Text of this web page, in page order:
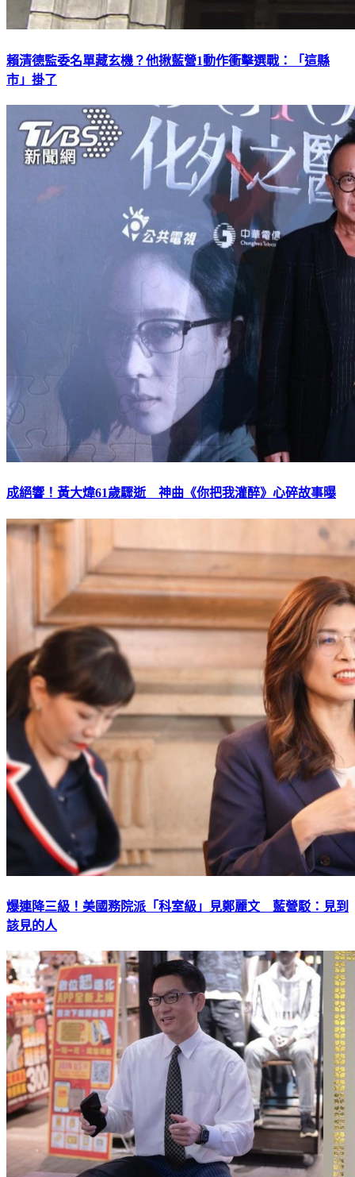
賴清德監委名單藏玄機？他揪藍營1動作衝擊選戰：「這縣
市」掛了
成絕響！黃大煒61歲驟逝 神曲《你把我灌醉》心碎故事曝
爆連降三級！美國務院派「科室級」見鄭麗文 藍營駁：見到
該見的人